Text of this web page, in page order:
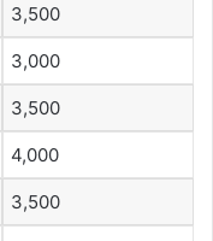
3,500
3,000
3,500
4,000
3,500